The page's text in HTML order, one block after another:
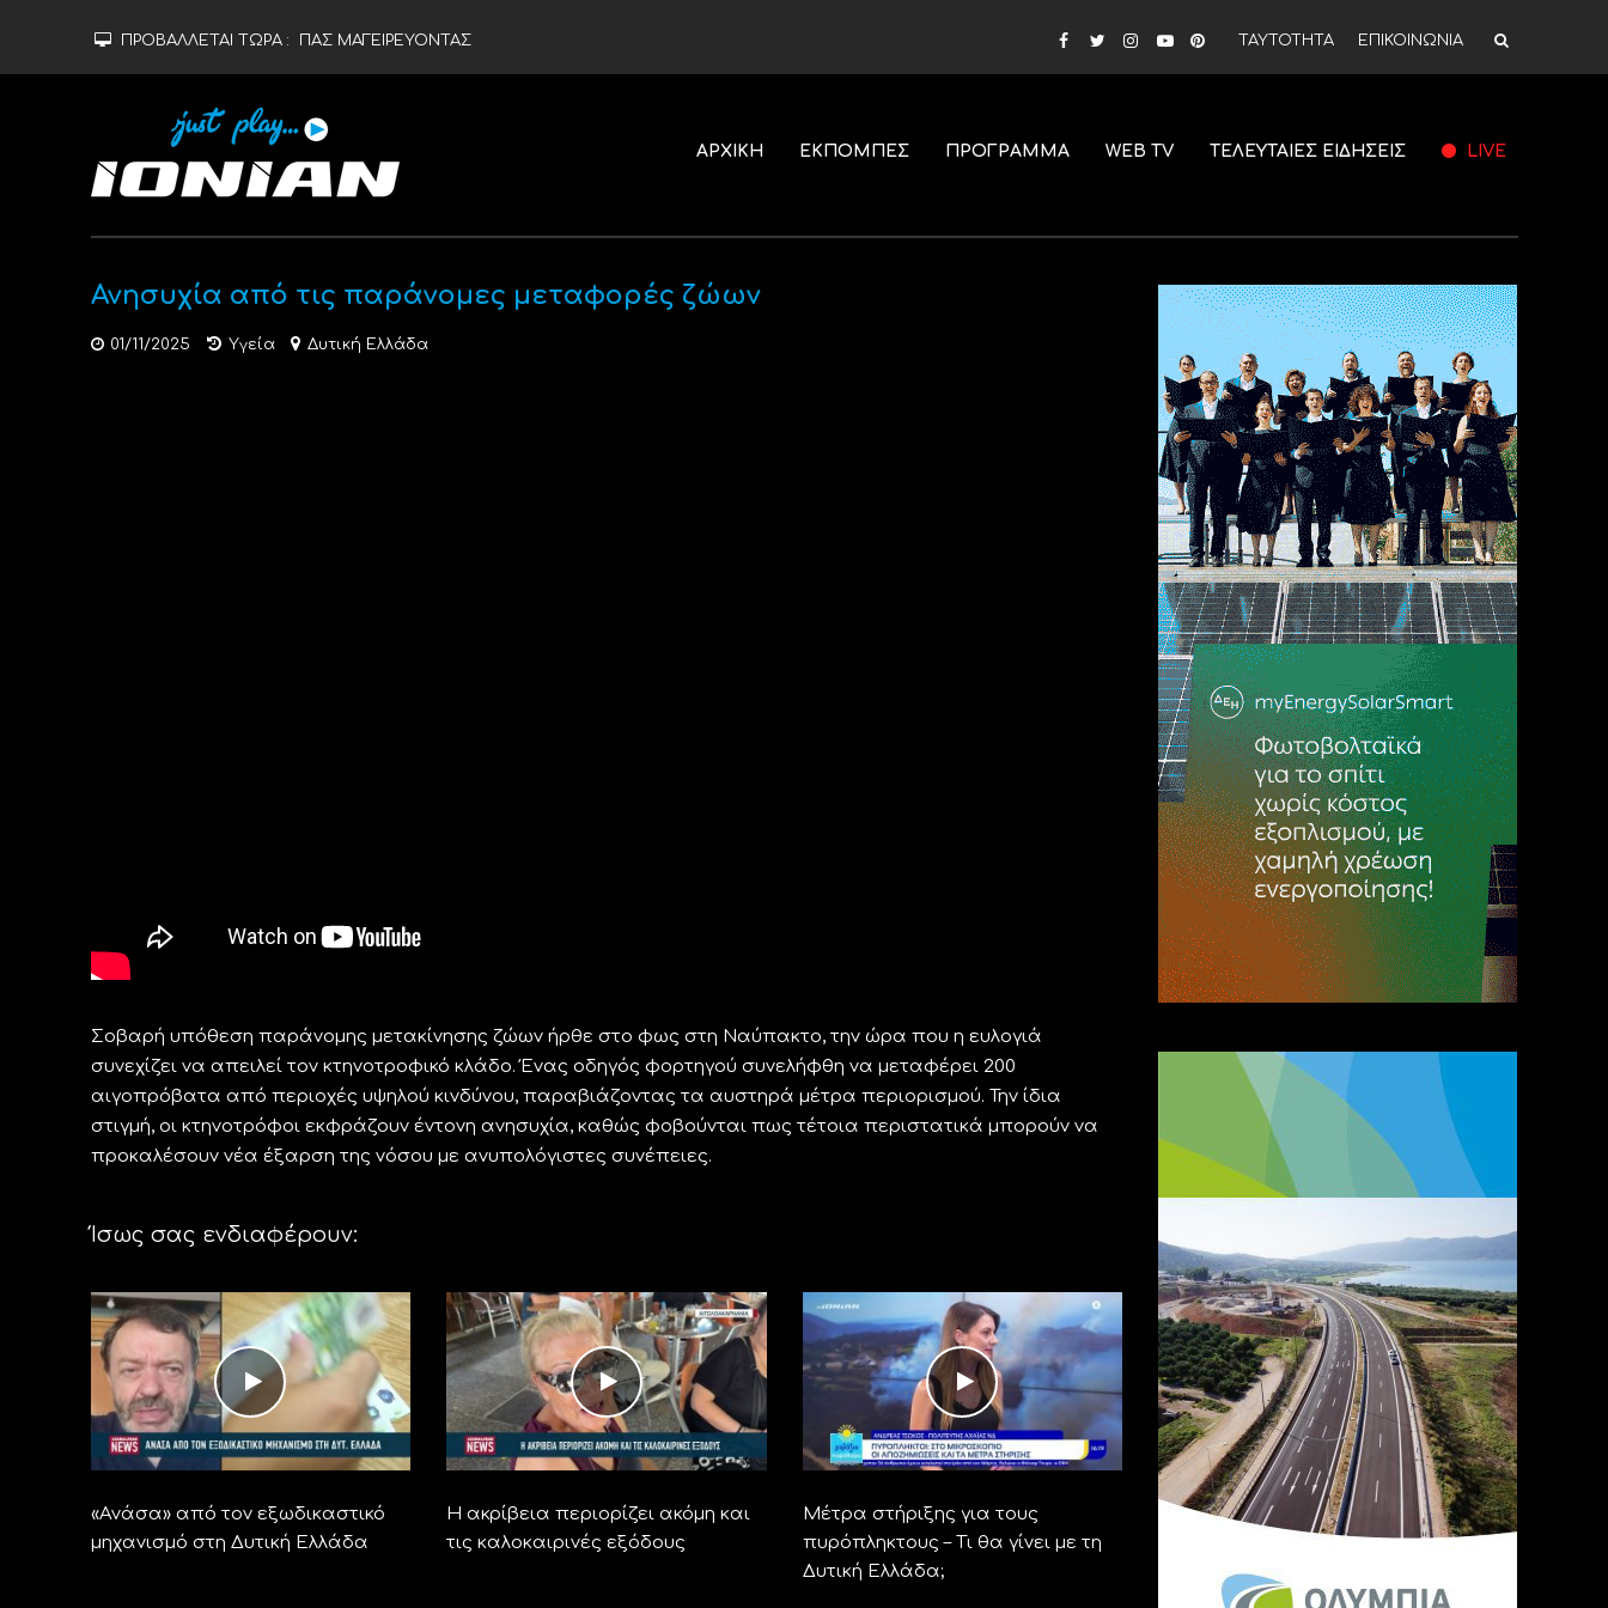
ΠΡΟΒΑΛΛΕΤΑΙ ΤΩΡΑ : ΠΑΣ ΜΑΓΕΙΡΕΥΟΝΤΑΣ ΤΑΥΤΟΤΗΤΑ ΕΠΙΚΟΙΝΩΝΙΑ
ΑΡΧΙΚΗ ΕΚΠΟΜΠΕΣ ΠΡΟΓΡΑΜΜΑ WEB TV ΤΕΛΕΥΤΑΙΕΣ ΕΙΔΗΣΕΙΣ LIVE
Ανησυχία από τις παράνομες μεταφορές ζώων
01/11/2025 Υγεία Δυτική Ελλάδα
Σοβαρή υπόθεση παράνομης μετακίνησης ζώων ήρθε στο φως στη Ναύπακτο, την ώρα που η ευλογιά
συνεχίζει να απειλεί τον κτηνοτροφικό κλάδο. Ένας οδηγός φορτηγού συνελήφθη να μεταφέρει 200
αιγοπρόβατα από περιοχές υψηλού κινδύνου, παραβιάζοντας τα αυστηρά μέτρα περιορισμού. Την ίδια
στιγμή, οι κτηνοτρόφοι εκφράζουν έντονη ανησυχία, καθώς φοβούνται πως τέτοια περιστατικά μπορούν να
προκαλέσουν νέα έξαρση της νόσου με ανυπολόγιστες συνέπειες.
Ίσως σας ενδιαφέρουν:
«Ανάσα» από τον εξωδικαστικό
μηχανισμό στη Δυτική Ελλάδα
Η ακρίβεια περιορίζει ακόμη και
τις καλοκαιρινές εξόδους
Μέτρα στήριξης για τους
πυρόπληκτους – Τι θα γίνει με τη
Δυτική Ελλάδα;